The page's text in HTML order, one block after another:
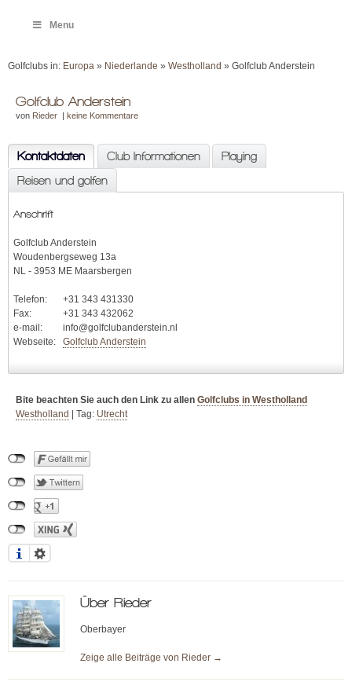
Menu
Golfclubs in: Europa » Niederlande » Westholland » Golfclub Anderstein
Golfclub Anderstein
von Rieder | keine Kommentare
Kontaktdaten Club Informationen
Playing
Reisen und golfen
Anschrift
Golfclub Anderstein
Woudenbergseweg 13a
NL - 3953 ME Maarsbergen
Telefon:
+31 343 431330
Fax:
+31 343 432062
e-mail:
info@golfclubanderstein.nl
Webseite:
Golfclub Anderstein
Bite beachten Sie auch den Link zu allen Golfclubs in Westholland
Westholland
Tag: Utrecht
Über Rieder
Oberbayer
Zeige alle Beiträge von Rieder →